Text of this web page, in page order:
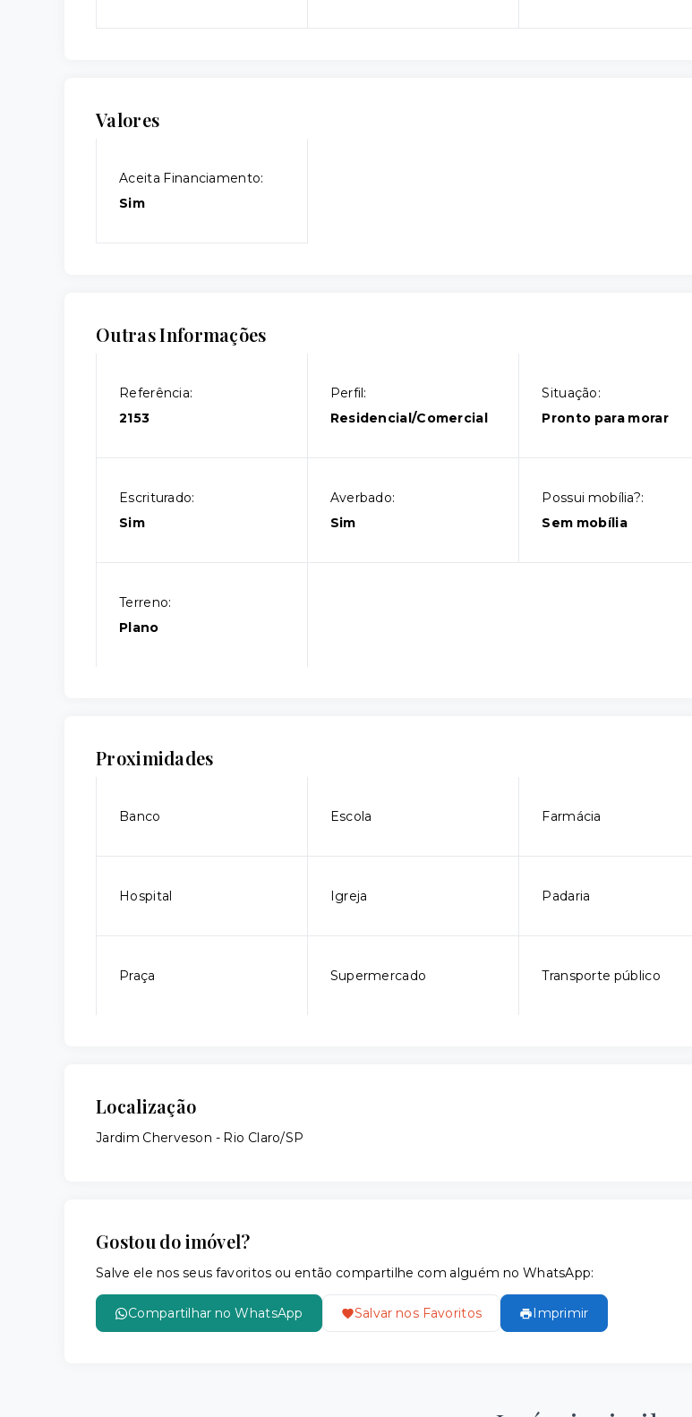
Valores
Aceita Financiamento:
Sim
Outras Informações
Referência:
2153
Perfil:
Residencial/Comercial
Situação:
Pronto para morar
Escriturado:
Sim
Averbado:
Sim
Possui mobília?:
Sem mobília
Terreno:
Plano
Proximidades
Banco Escola Farmácia
Hospital Igreja Padaria
Praça Supermercado Transporte público
Localização
Jardim Cherveson - Rio Claro/SP
Gostou do imóvel?
Salve ele nos seus favoritos ou então compartilhe com alguém no WhatsApp:
Compartilhar no WhatsApp Salvar nos Favoritos Imprimir